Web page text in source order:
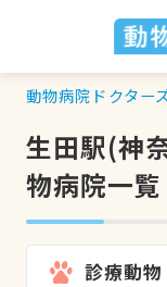
動物病院ドクター
生田駅(神
物病院一覧
診療動物